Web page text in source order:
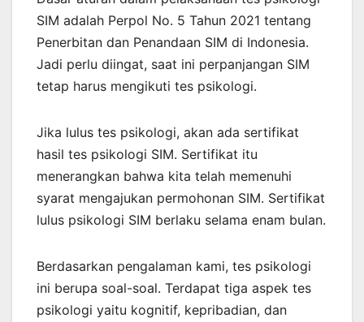
SIM adalah Perpol No. 5 Tahun 2021 tentang
Penerbitan dan Penandaan SIM di Indonesia.
Jadi perlu diingat, saat ini perpanjangan SIM
tetap harus mengikuti tes psikologi.
Jika lulus tes psikologi, akan ada sertifikat
hasil tes psikologi SIM. Sertifikat itu
menerangkan bahwa kita telah memenuhi
syarat mengajukan permohonan SIM. Sertifikat
lulus psikologi SIM berlaku selama enam bulan.
Berdasarkan pengalaman kami, tes psikologi
ini berupa soal-soal. Terdapat tiga aspek tes
psikologi yaitu kognitif, kepribadian, dan